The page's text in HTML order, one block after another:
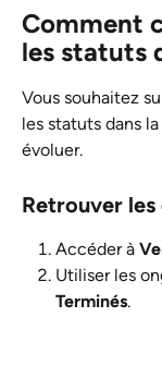
Comment
les statuts
Vous souhaitez
les statuts dans
évoluer.
Retrouver les
Accéder à
Utiliser les
Terminés.